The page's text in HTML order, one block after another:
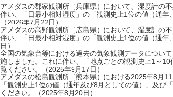
アメダスの郡家観測所（兵庫県）において、湿度計の
伴い、「日最小相対湿度」の「観測史上1位の値（通年
（2026年7月22日）
アメダスの高野観測所（広島県）において、湿度計の
伴い、「日最小相対湿度」の「観測史上1位の値（通
日）
全国の気象台等における過去の気象観測データについ
施しました。これに伴い、「地点ごとの観測史上1～
覧ください。（2025年9月17日）
アメダスの松島観測所（熊本県）における2025年8月
「観測史上1位の値（通年及び8月としての値）」及
ください。（2025年8月20日）